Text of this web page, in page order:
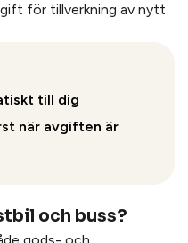
för tillverkning av nytt
till dig
när avgiften är
och buss?